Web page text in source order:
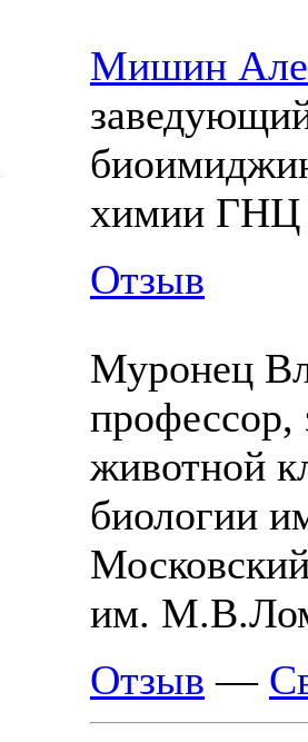
Мишин
химии
Отзыв
Муронец
животной
биологии
им.
Отзыв —